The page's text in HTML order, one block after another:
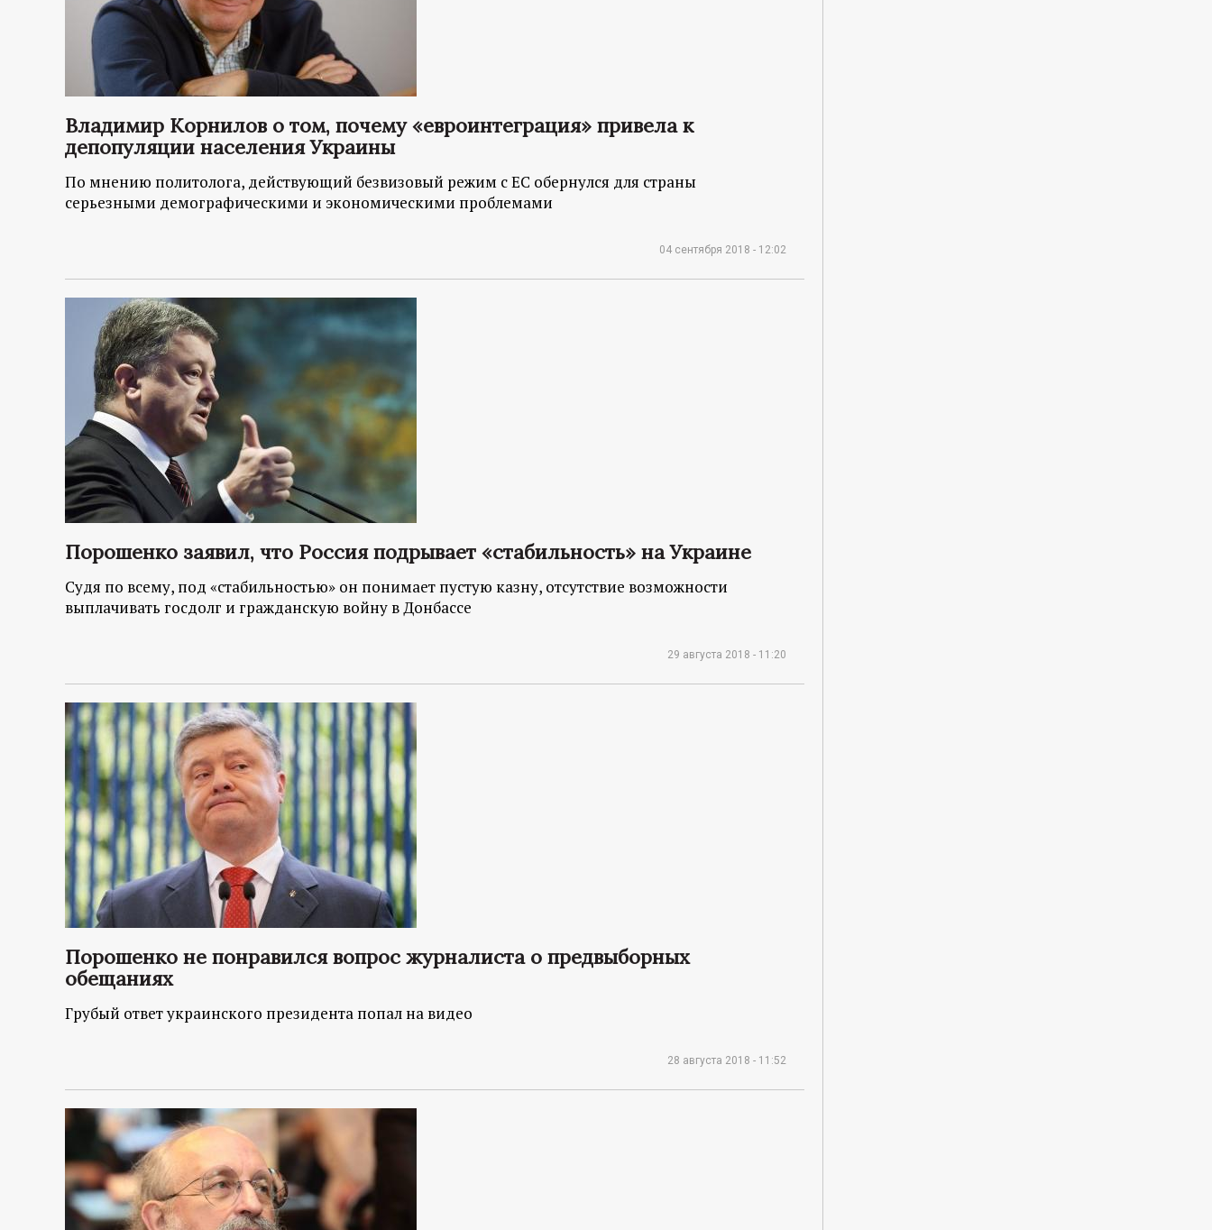
Владимир Корнилов о том, почему «евроинтеграция» привела к
депопуляции населения Украины
По мнению политолога, действующий безвизовый режим с ЕС обернулся для страны
серьезными демографическими и экономическими проблемами
04 сентября 2018 - 12:02
Порошенко заявил, что Россия подрывает «стабильность» на Украине
Судя по всему, под «стабильностью» он понимает пустую казну, отсутствие возможности
выплачивать госдолг и гражданскую войну в Донбассе
29 августа 2018 - 11:20
Порошенко не понравился вопрос журналиста о предвыборных
обещаниях
Грубый ответ украинского президента попал на видео
28 августа 2018 - 11:52